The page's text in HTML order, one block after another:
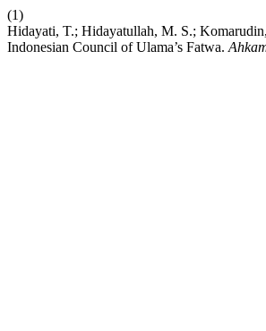
(1)
Hidayati, T.; Hidayatullah, M. S.;
Indonesian Council of Ulama’s Fatwa.